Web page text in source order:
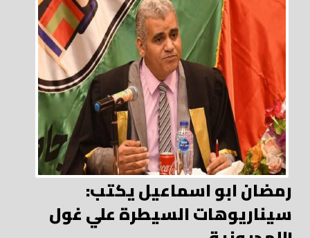
رمضان ابو اسماعيل يكتب:
سيناريوهات السيطرة علي غول